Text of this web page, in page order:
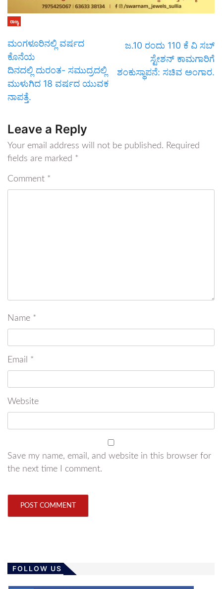
ರಾಜ್ಯ
ಮಂಗಳೂರಿನಲ್ಲಿ ವರ್ಷದ
ಕೊನೆಯ
ದಿನದಲ್ಲಿ ದುರಂತ- ಸಮುದ್ರದಲ್ಲಿ
ಮುಳುಗಿದ 18 ವರ್ಷದ ಯುವಕ
ನಾಪತ್ತೆ.
ಜ.10 ರಂದು 110 ಕೆ ವಿ ಸಬ್
ಸ್ಟೇಶನ್ ಕಾಮಗಾರಿಗೆ
ಶಂಕುಸ್ಥಾಪನೆ: ಸಚಿವ ಅಂಗಾರ.
Leave a Reply
Your email address will not be published. Required
fields are marked *
Comment *
Name *
Email *
Website
Save my name, email, and website in this browser for
the next time I comment.
FOLLOW US